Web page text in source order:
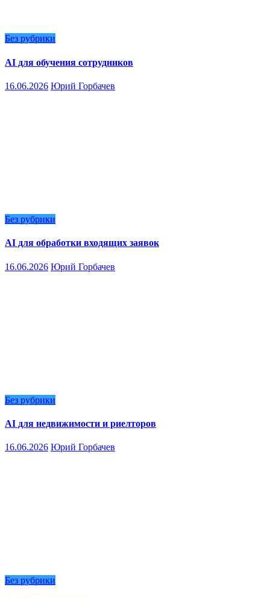
Без рубрики
AI для обучения сотрудников
16.06.2026 Юрий Горбачев
Без рубрики
AI для обработки входящих заявок
16.06.2026 Юрий Горбачев
Без рубрики
AI для недвижимости и риелторов
16.06.2026 Юрий Горбачев
Без рубрики